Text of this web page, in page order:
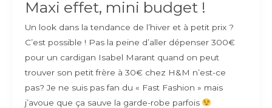
Maxi effet, mini budget !
Un look dans la tendance de l’hiver et à petit prix ?
C’est possible ! Pas la peine d’aller dépenser 300€
pour un cardigan Isabel Marant quand on peut
trouver son petit frère à 30€ chez H&M n’est-ce
pas? Je ne suis pas fan du « Fast Fashion » mais
j’avoue que ça sauve la garde-robe parfois